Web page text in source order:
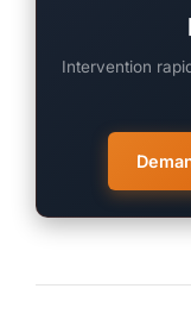
Intervention